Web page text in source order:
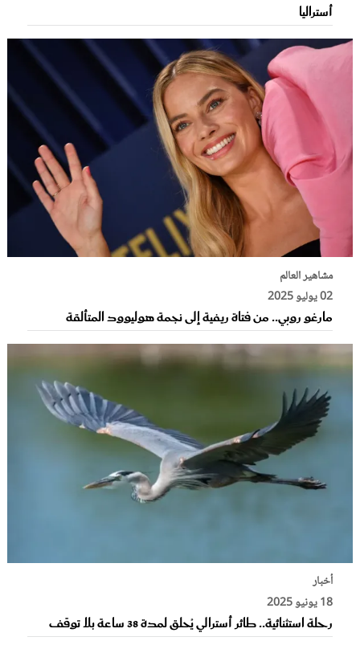
أستراليا
مشاهير العالم
02 يوليو 2025
مارغو روبي.. من فتاة ريفية إلى نجمة هوليوود المتألقة
أخبار
18 يونيو 2025
رحلة استثنائية.. طائر أسترالي يُحلق لمدة 38 ساعة بلا توقف